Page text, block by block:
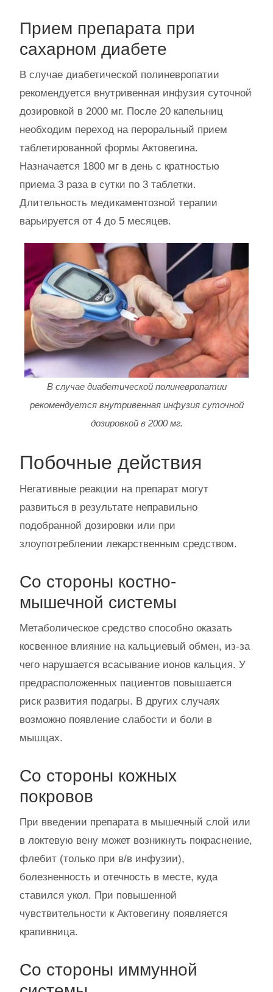
Прием препарата при
сахарном диабете
В случае диабетической полиневропатии
рекомендуется внутривенная инфузия суточной
дозировкой в 2000 мг. После 20 капельниц
необходим переход на пероральный прием
таблетированной формы Актовегина.
Назначается 1800 мг в день с кратностью
приема 3 раза в сутки по 3 таблетки.
Длительность медикаментозной терапии
варьируется от 4 до 5 месяцев.
В случае диабетической полиневропатии
рекомендуется внутривенная инфузия суточной
дозировкой в 2000 мг.
Побочные действия
Негативные реакции на препарат могут
развиться в результате неправильно
подобранной дозировки или при
злоупотреблении лекарственным средством.
Со стороны костно-
мышечной системы
Метаболическое средство способно оказать
косвенное влияние на кальциевый обмен, из-за
чего нарушается всасывание ионов кальция. У
предрасположенных пациентов повышается
риск развития подагры. В других случаях
возможно появление слабости и боли в
мышцах.
Со стороны кожных
покровов
При введении препарата в мышечный слой или
в локтевую вену может возникнуть покраснение,
флебит (только при в/в инфузии),
болезненность и отечность в месте, куда
ставился укол. При повышенной
чувствительности к Актовегину появляется
крапивница.
Со стороны иммунной